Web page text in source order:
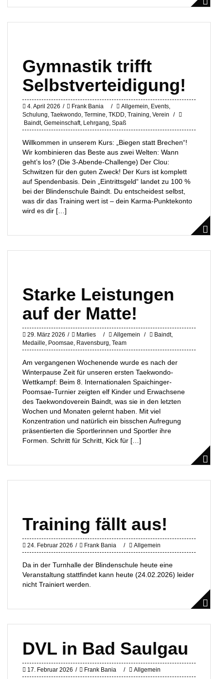
Gymnastik trifft
Selbstverteidigung!
4. April 2026 Frank Bania Allgemein, Events,
Schulung, Taekwondo, Termine, TKDD, Training, Verein
Baindt, Gemeinschaft, Lehrgang, Spaß
Willkommen in unserem Kurs: „Biegen statt Brechen“!
Wir kombinieren das Beste aus zwei Welten: Wann
geht’s los? (Die 3-Abende-Challenge) Der Clou:
Schwitzen für den guten Zweck! Der Kurs ist komplett
auf Spendenbasis. Dein „Eintrittsgeld“ landet zu 100 %
bei der Blindenschule Baindt. Du entscheidest selbst,
was dir das Training wert ist – dein Karma-Punktekonto
wird es dir […]
Starke Leistungen
auf der Matte!
29. März 2026 Marlies Allgemein Baindt,
Medaille, Poomsae, Ravensburg, Team
Am vergangenen Wochenende wurde es nach der
Winterpause Zeit für unseren ersten Taekwondo-
Wettkampf: Beim 8. Internationalen Spaichinger-
Poomsae-Turnier zeigten elf Kinder und Erwachsene
des Taekwondoverein Baindt, was sie in den letzten
Wochen und Monaten gelernt haben. Mit viel
Konzentration und natürlich ein bisschen Aufregung
präsentierten die Sportlerinnen und Sportler ihre
Formen. Schritt für Schritt, Kick für […]
Training fällt aus!
24. Februar 2026 Frank Bania Allgemein
Da in der Turnhalle der Blindenschule heute eine
Veranstaltung stattfindet kann heute (24.02.2026) leider
nicht Trainiert werden.
DVL in Bad Saulgau
17. Februar 2026 Frank Bania Allgemein